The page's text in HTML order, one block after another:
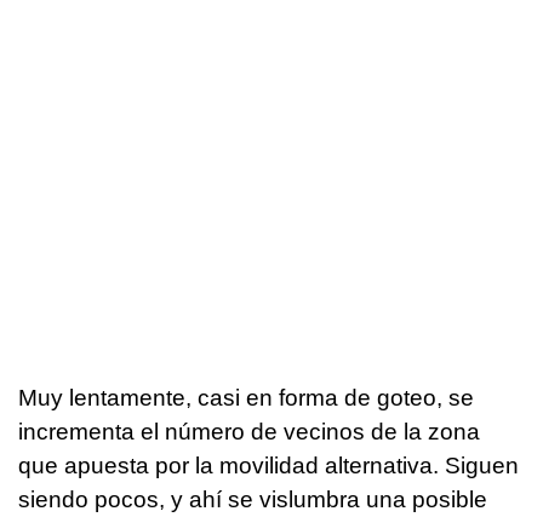
Muy lentamente, casi en forma de goteo, se
incrementa el número de vecinos de la zona
que apuesta por la movilidad alternativa. Siguen
siendo pocos, y ahí se vislumbra una posible